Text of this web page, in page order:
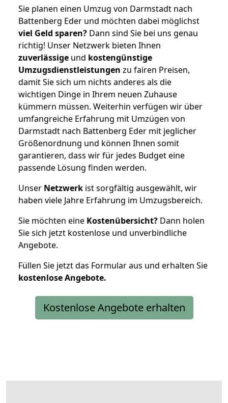
Sie planen einen Umzug von Darmstadt nach
Battenberg Eder und möchten dabei möglichst
viel Geld sparen? Dann sind Sie bei uns genau
richtig! Unser Netzwerk bieten Ihnen
zuverlässige und kostengünstige
Umzugsdienstleistungen zu fairen Preisen,
damit Sie sich um nichts anderes als die
wichtigen Dinge in Ihrem neuen Zuhause
kümmern müssen. Weiterhin verfügen wir über
umfangreiche Erfahrung mit Umzügen von
Darmstadt nach Battenberg Eder mit jeglicher
Größenordnung und können Ihnen somit
garantieren, dass wir für jedes Budget eine
passende Lösung finden werden.
Unser Netzwerk ist sorgfältig ausgewählt, wir
haben viele Jahre Erfahrung im Umzugsbereich.
Sie möchten eine Kostenübersicht? Dann holen
Sie sich jetzt kostenlose und unverbindliche
Angebote.
Füllen Sie jetzt das Formular aus und erhalten Sie
kostenloseAngebote.
Kostenlose Angebote erhalten